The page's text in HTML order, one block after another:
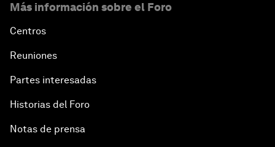
Más información sobre el Foro
Centros
Reuniones
Partes interesadas
Historias del Foro
Notas de prensa